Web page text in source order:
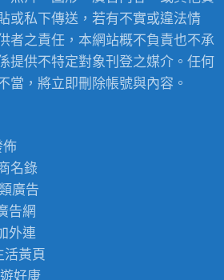
或私下傳送，若有不實或違法情
者之責任，本網站概不負責也不承
提供不特定對象刊登之媒介。任何
當，將立即刪除帳號與內容。
佈
名錄
廣告
告網
外連
活黃頁
好康